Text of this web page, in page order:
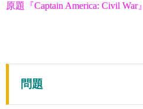
原題『Captain America: Civil War』
問題